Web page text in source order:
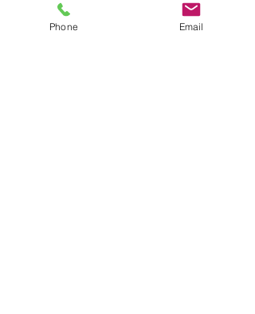
Partager cet événement
Phone Email